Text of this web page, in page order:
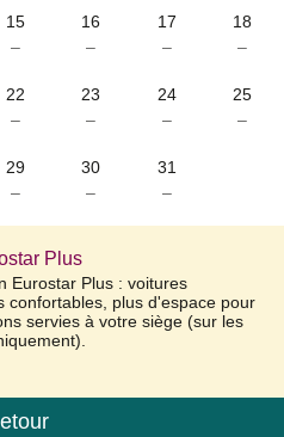
15
–
16
–
17
–
18
–
22
–
23
–
24
–
25
–
29
–
30
–
31
–
Plus
Eurostar Plus : voitures
confortables, plus d'espace pour
servies à votre siège (sur les